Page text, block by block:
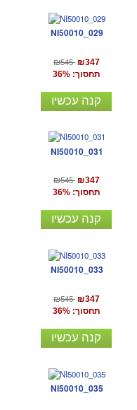
NI50010_029
₪545 ₪347
תחסוך: 36%
קנה עכשיו
NI50010_031
₪545 ₪347
תחסוך: 36%
קנה עכשיו
NI50010_033
₪545 ₪347
תחסוך: 36%
קנה עכשיו
NI50010_035